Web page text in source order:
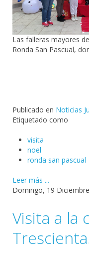
Las falleras mayores
Ronda San Pascual,
Publicado en Noticias
Etiquetado como
visita
noel
ronda san pascual
Leer más ...
Domingo, 19
Visita a la